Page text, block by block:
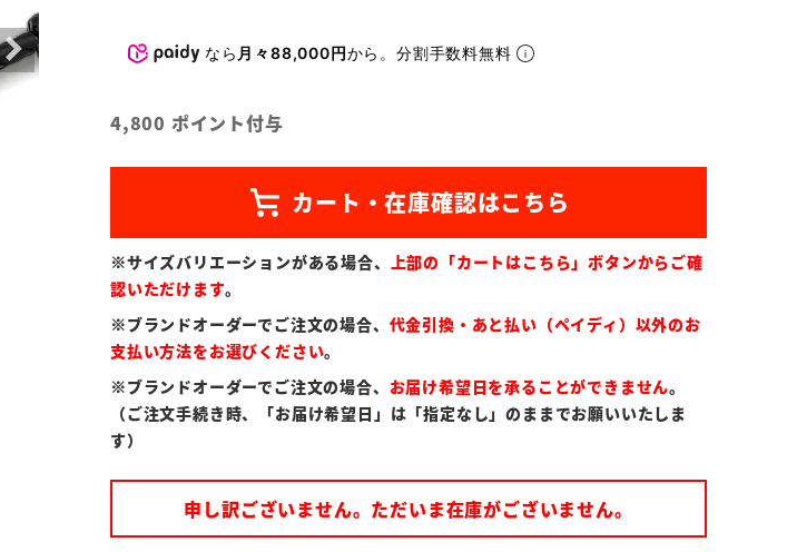
なら 月々88,000円から。分割手数料無料
4,800 ポイント付与
※サイズバリエーションがある場合、
上部の「カートはこちら」ボタンからご確
認いただけます。
※ブランドオーダーでご注文の場合、 代金引換・あと払い（ペイディ）以外のお
支払い方法をお選びください。
※ブランドオーダーでご注文の場合、 お届け希望日を承ることができません。
（ご注文手続き時、「お届け希望日」は「指定なし」のままでお願いいたしま
す）
申し訳ございません。ただいま在庫がございません。